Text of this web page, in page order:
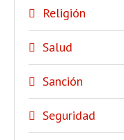
Religión
Salud
Sanción
Seguridad